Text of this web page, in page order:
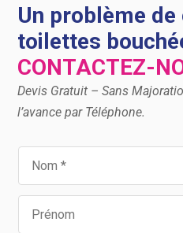
Un problème
toilettes
CONTACTEZ-
Devis Gratuit – Sans
l’avance par Téléphone.